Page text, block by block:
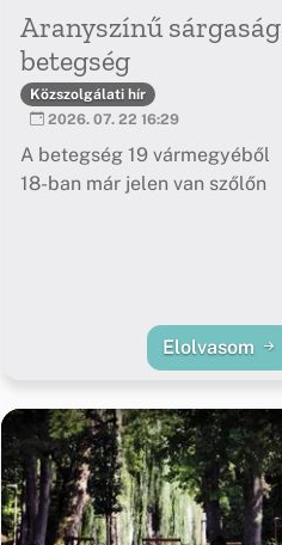
Aranyszínű sárgaság
betegség
Közszolgálati hír
2026. 07. 22 16:29
A betegség 19 vármegyéből
18-ban már jelen van szőlőn
Elolvasom